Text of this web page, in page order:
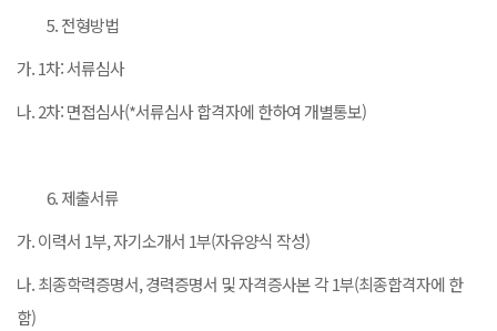
전형방법
가. 1차: 서류심사
나. 2차: 면접심사(*서류심사 합격자에 한하여 개별통보)
제출서류
가. 이력서 1부, 자기소개서 1부(자유양식 작성)
나. 최종학력증명서, 경력증명서 및 자격증사본 각 1부(최종합격자에 한
함)